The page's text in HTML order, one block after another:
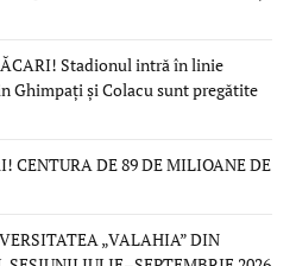
Stadionul intră în linie
Ghimpați și Colacu sunt pregătite
CENTURA DE 89 DE MILIOANE DE
„VALAHIA” DIN